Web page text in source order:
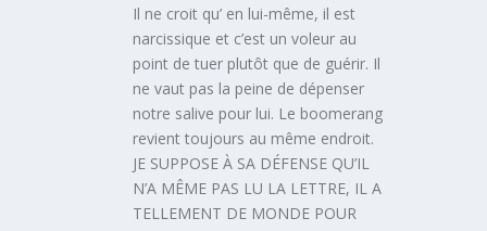
Il ne croit qu’ en lui-même, il est
narcissique et c’est un voleur au
point de tuer plutôt que de guérir. Il
ne vaut pas la peine de dépenser
notre salive pour lui. Le boomerang
revient toujours au même endroit.
JE SUPPOSE À SA DÉFENSE QU’IL
N’A MÊME PAS LU LA LETTRE, IL A
TELLEMENT DE MONDE POUR